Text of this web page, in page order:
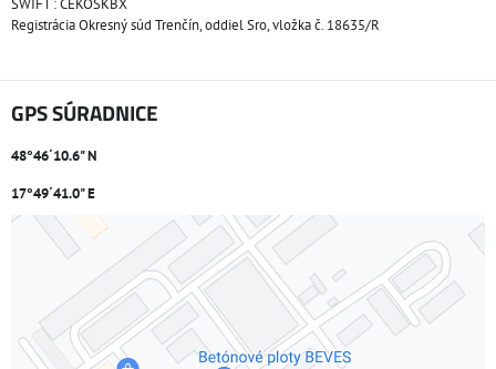
SWIFT : CEKOSKBX
Registrácia Okresný súd Trenčín, oddiel Sro, vložka č. 18635/R
GPS SÚRADNICE
48°46´10.6" N
17°49´41.0" E
Externý obsah je blokovaný Voľbami súkromia
Prajete si načítať externý obsah?